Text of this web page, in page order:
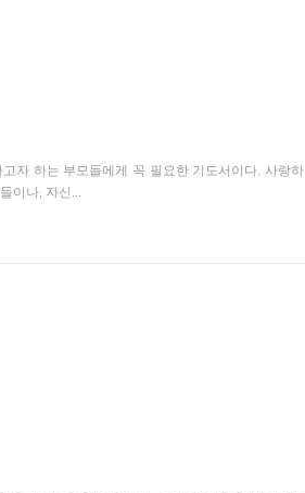
자 하는 부모들에게 꼭 필요한 기도서이다. 사랑하
이나, 자신...